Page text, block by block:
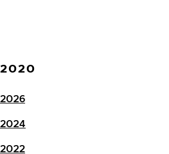
2020
2026
2024
2022